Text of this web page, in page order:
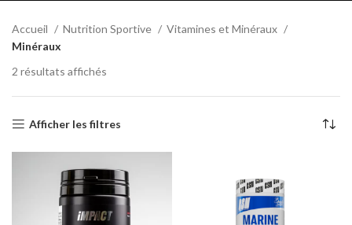
Accueil Nutrition Sportive
Vitamines et Minéraux
Minéraux
2 résultats affichés
Afficher les filtres